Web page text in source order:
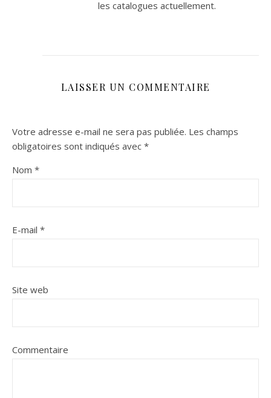
les catalogues actuellement.
LAISSER UN COMMENTAIRE
Votre adresse e-mail ne sera pas publiée. Les champs
obligatoires sont indiqués avec *
Nom *
E-mail *
Site web
Commentaire